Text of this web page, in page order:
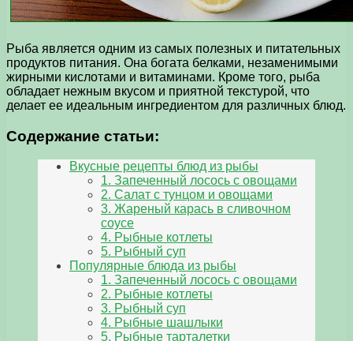
Рыба является одним из самых полезных и питательных
продуктов питания. Она богата белками, незаменимыми
жирными кислотами и витаминами. Кроме того, рыба
обладает нежным вкусом и приятной текстурой, что
делает ее идеальным ингредиентом для различных блюд.
Содержание статьи:
Вкусные рецепты блюд из рыбы
1. Запеченный лосось с овощами
2. Салат с тунцом и овощами
3. Жареный карась в сливочном
соусе
4. Рыбные котлеты
5. Рыбный суп
Популярные блюда из рыбы
1. Запеченный лосось с овощами
2. Рыбные котлеты
3. Рыбный суп
4. Рыбные шашлыки
5. Рыбные тарталетки